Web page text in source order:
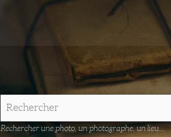
Rechercher une photo, un photographe, un lieu...